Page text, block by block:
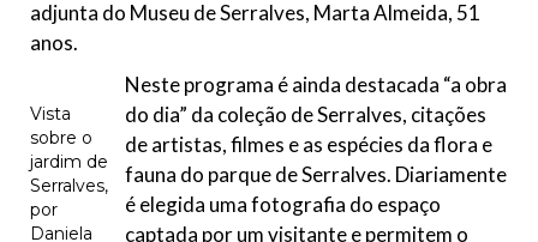
adjunta do Museu de Serralves, Marta Almeida, 51
anos.
Vista
sobre o
jardim de
Serralves,
por
Daniela
Neste programa é ainda destacada “a obra
do dia” da coleção de Serralves, citações
de artistas, filmes e as espécies da flora e
fauna do parque de Serralves. Diariamente
é elegida uma fotografia do espaço
captada por um visitante e permitem o